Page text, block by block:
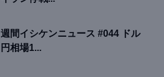
週間イシケンニュース #044 ドル
円相場1...